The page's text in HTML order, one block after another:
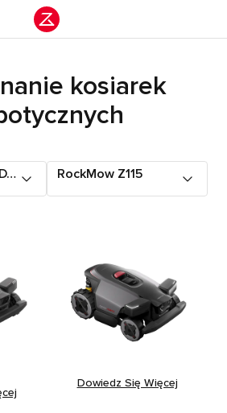
kosiarek
RockMow Z120 LiDAR RockMow Z115
Z120 LiDAR
Dowiedz Się Więcej
, RockMow Z115